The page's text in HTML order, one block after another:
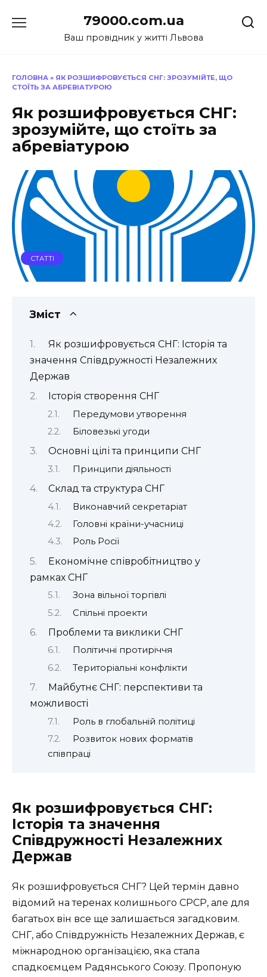
до
79000.com.ua
Ваш провідник у житті Львова
ГОЛОВНА » ЯК РОЗШИФРОВУЄТЬСЯ СНГ: ЗРОЗУМІЙТЕ, ЩО
СТОЇТЬ ЗА АБРЕВІАТУРОЮ
Як розшифровується СНГ:
зрозумійте, що стоїть за
абревіатурою
СТАТТІ
Зміст
Як розшифровується СНГ: Історія та
значення Співдружності Незалежних
Держав
Історія створення СНГ
Передумови утворення
Біловезькі угоди
Основні цілі та принципи СНГ
Принципи діяльності
Склад та структура СНГ
Виконавчий секретаріат
Головні країни-учасниці
Роль Росії
Економічне співробітництво у
рамках СНГ
Зона вільної торгівлі
Спільні проекти
Проблеми та виклики СНГ
Політичні протиріччя
Територіальні конфлікти
Майбутнє СНГ: перспективи та
можливості
Роль в глобальній політиці
Розвиток нових форматів
співпраці
Як розшифровується СНГ:
Історія та значення
Співдружності Незалежних
Держав
Як розшифровується СНГ? Цей термін давно
відомий на теренах колишнього СРСР, але для
багатьох він все ще залишається загадковим.
СНГ, або Співдружність Незалежних Держав, є
міжнародною організацією, яка стала
спадкоємцем Радянського Союзу. Пропоную